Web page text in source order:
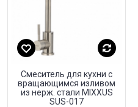
Смеситель для кухни с
вращающимся изливом
из нерж. стали MIXXUS
SUS-017